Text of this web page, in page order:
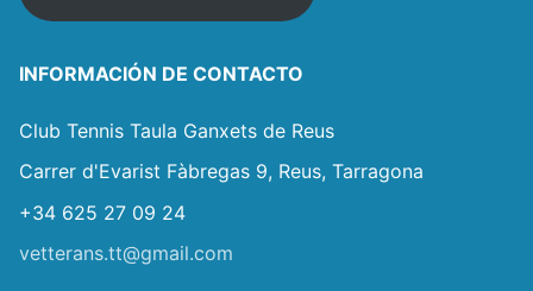
INFORMACIÓN DE CONTACTO
Club Tennis Taula Ganxets de Reus
Carrer d'Evarist Fàbregas 9, Reus, Tarragona
+34 625 27 09 24
vetterans.tt@gmail.com